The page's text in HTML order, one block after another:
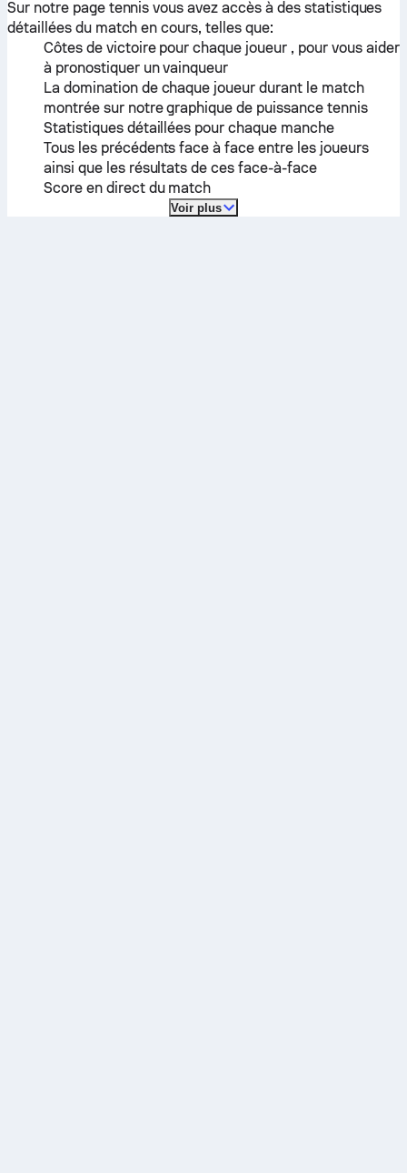
Sur notre page tennis vous avez accès à des statistiques
détaillées du match en cours, telles que:
Côtes de victoire pour chaque joueur , pour vous aider
à pronostiquer un vainqueur
La domination de chaque joueur durant le match
montrée sur notre graphique de puissance tennis
Statistiques détaillées pour chaque manche
Tous les précédents face à face entre les joueurs
ainsi que les résultats de ces face-à-face
Score en direct du match
Voir plus